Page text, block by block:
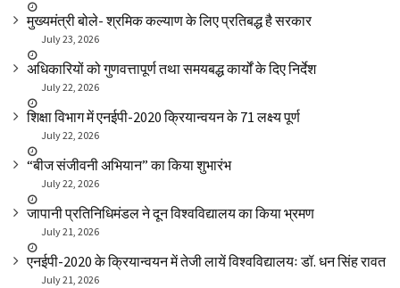
मुख्यमंत्री बोले- श्रमिक कल्याण के लिए प्रतिबद्ध है सरकार
July 23, 2026
अधिकारियों को गुणवत्तापूर्ण तथा समयबद्ध कार्यों के दिए निर्देश
July 22, 2026
शिक्षा विभाग में एनईपी-2020 क्रियान्वयन के 71 लक्ष्य पूर्ण
July 22, 2026
“बीज संजीवनी अभियान” का किया शुभारंभ
July 22, 2026
जापानी प्रतिनिधिमंडल ने दून विश्वविद्यालय का किया भ्रमण
July 21, 2026
एनईपी-2020 के क्रियान्वयन में तेजी लायें विश्वविद्यालयः डॉ. धन सिंह रावत
July 21, 2026